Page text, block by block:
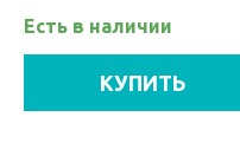
Есть в наличии
КУПИТЬ